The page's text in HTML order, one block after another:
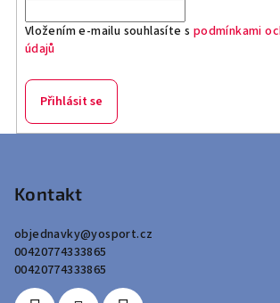
Vložením e-mailu souhlasíte s podmínkami
údajů
Přihlásit se
Kontakt
objednavky@yosport.cz
00420774333865
00420774333865